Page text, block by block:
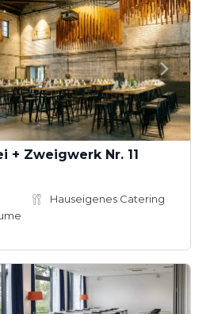
+ Zweigwerk Nr. 11
Hauseigenes Catering